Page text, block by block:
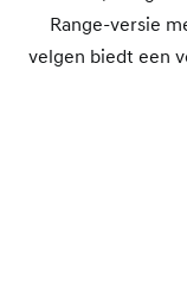
Range-versie
velgen biedt een